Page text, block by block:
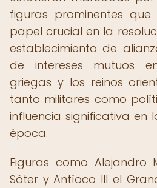
figuras prominentes que
papel crucial en la
establecimiento de
de intereses mutuos
griegas y los reinos
tanto militares como
influencia significativa en
época.
Figuras como Alejandro
Sóter y Antíoco III el